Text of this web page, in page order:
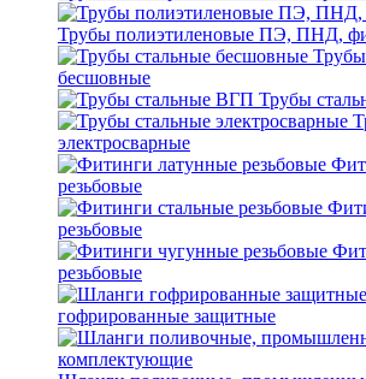
Трубы полиэтиленовые ПЭ, ПНД,
бесшовные
Трубы
электросварные
резьбовые
резьбовые
резьбовые
гофрированные защитные